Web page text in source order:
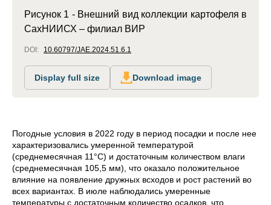
Рисунок 1 - Внешний вид коллекции картофеля в
СахНИИСХ – филиал ВИР
DOI: 10.60797/JAE.2024.51.6.1
Display full size Download image
Погодные условия в 2022 году в период посадки и после нее
характеризовались умеренной температурой
(среднемесячная 11°С) и достаточным количеством влаги
(среднемесячная 105,5 мм), что оказало положительное
влияние на появление дружных всходов и рост растений во
всех вариантах. В июле наблюдались умеренные
температуры с достаточным количество осадков, что